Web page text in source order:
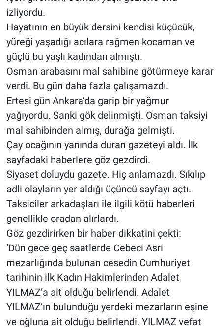
izliyordu.
Hayatının en büyük dersini kendisi küçücük,
yüreği yaşadığı acılara rağmen kocaman ve
güçlü bu yaşlı kadından almıştı.
Osman arabasını mal sahibine götürmeye karar
verdi. Bu gün daha fazla çalışamazdı.
Ertesi gün Ankara’da garip bir yağmur
yağıyordu. Sanki gök delinmişti. Osman taksiyi
mal sahibinden almış, durağa gelmişti.
Çay ocağının yanında duran gazeteyi aldı. İlk
sayfadaki haberlere göz gezdirdi.
Siyaset doluydu gazete. Hiç anlamazdı. Sıkılıp
adli olayların yer aldığı üçüncü sayfayı açtı.
Taksiciler arkadaşları ile ilgili kötü haberleri
genellikle oradan alırlardı.
Göz gezdirirken bir haber dikkatini çekti:
’Dün gece geç saatlerde Cebeci Asri
mezarlığında bulunan cesedin Cumhuriyet
tarihinin ilk Kadın Hakimlerinden Adalet
YILMAZ’a ait olduğu belirlendi. Adalet
YILMAZ’ın bulunduğu yerdeki mezarların eşine
ve oğluna ait olduğu belirlendi. YILMAZ vefat